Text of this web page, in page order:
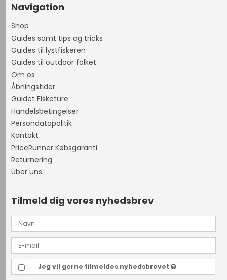
Navigation
Shop
Guides samt tips og tricks
Guides til lystfiskeren
Guides til outdoor folket
Om os
Åbningstider
Guidet Fisketure
Handelsbetingelser
Persondatapolitik
Kontakt
PriceRunner Købsgaranti
Returnering
Über uns
Tilmeld dig vores nyhedsbrev
Jeg vil gerne tilmeldes nyhedsbrevet